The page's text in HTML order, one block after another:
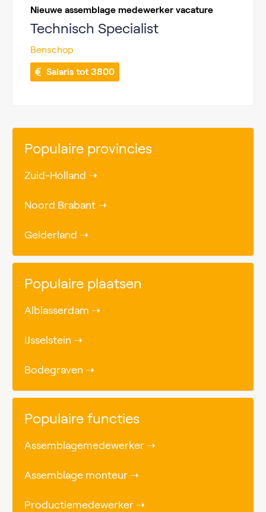
Nieuwe assemblage medewerker vacature
Technisch Specialist
Benschop
Salaris tot 3800
Populaire provincies
Zuid-Holland ➝
Noord Brabant ➝
Gelderland ➝
Populaire plaatsen
Alblasserdam ➝
IJsselstein ➝
Bodegraven ➝
Populaire functies
Assemblagemedewerker ➝
Assemblage monteur ➝
Productiemedewerker ➝